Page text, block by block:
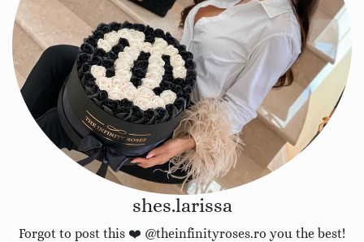
shes.larissa
Forgot to post this ❤️ @theinfinityroses.ro you the best!